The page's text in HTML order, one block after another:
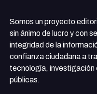
Somos un proyecto
sin ánimo de lucro y con
integridad de la
confianza ciudadana a
tecnología, investigación
públicas.